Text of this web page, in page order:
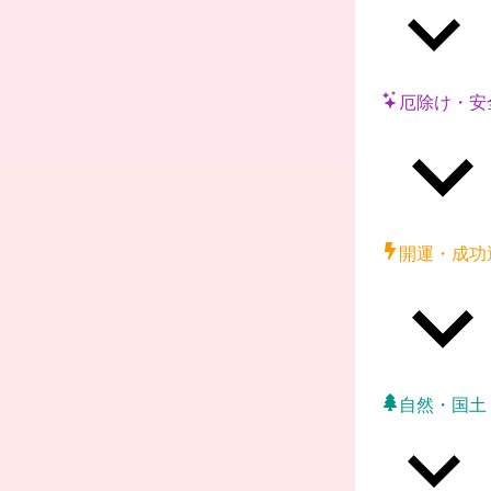
厄除け・安
開運・成功
自然・国土